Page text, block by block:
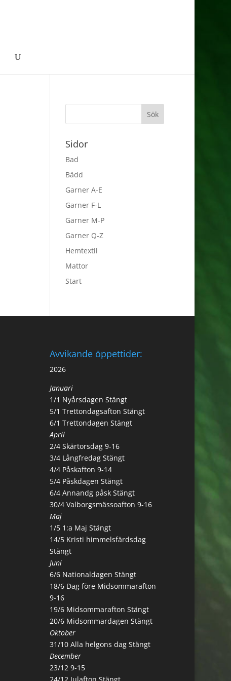
Sidor
Bad
Bädd
Garner A-E
Garner F-L
Garner M-P
Garner Q-Z
Hemtextil
Mattor
Start
Avvikande öppettider:
2026
Januari
1/1 Nyårsdagen Stängt
5/1 Trettondagsafton Stängt
6/1 Trettondagen Stängt
April
2/4 Skärtorsdag 9-16
3/4 Långfredag Stängt
4/4 Påskafton 9-14
5/4 Påskdagen Stängt
6/4 Annandg påsk Stängt
30/4 Valborgsmässoafton 9-16
Maj
1/5 1:a Maj Stängt
14/5 Kristi himmelsfärdsdag
Stängt
Juni
6/6 Nationaldagen Stängt
18/6 Dag före Midsommarafton
9-16
19/6 Midsommarafton Stängt
20/6 Midsommardagen Stängt
Oktober
31/10 Alla helgons dag Stängt
December
23/12 9-15